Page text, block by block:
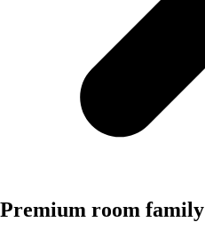
Premium room family